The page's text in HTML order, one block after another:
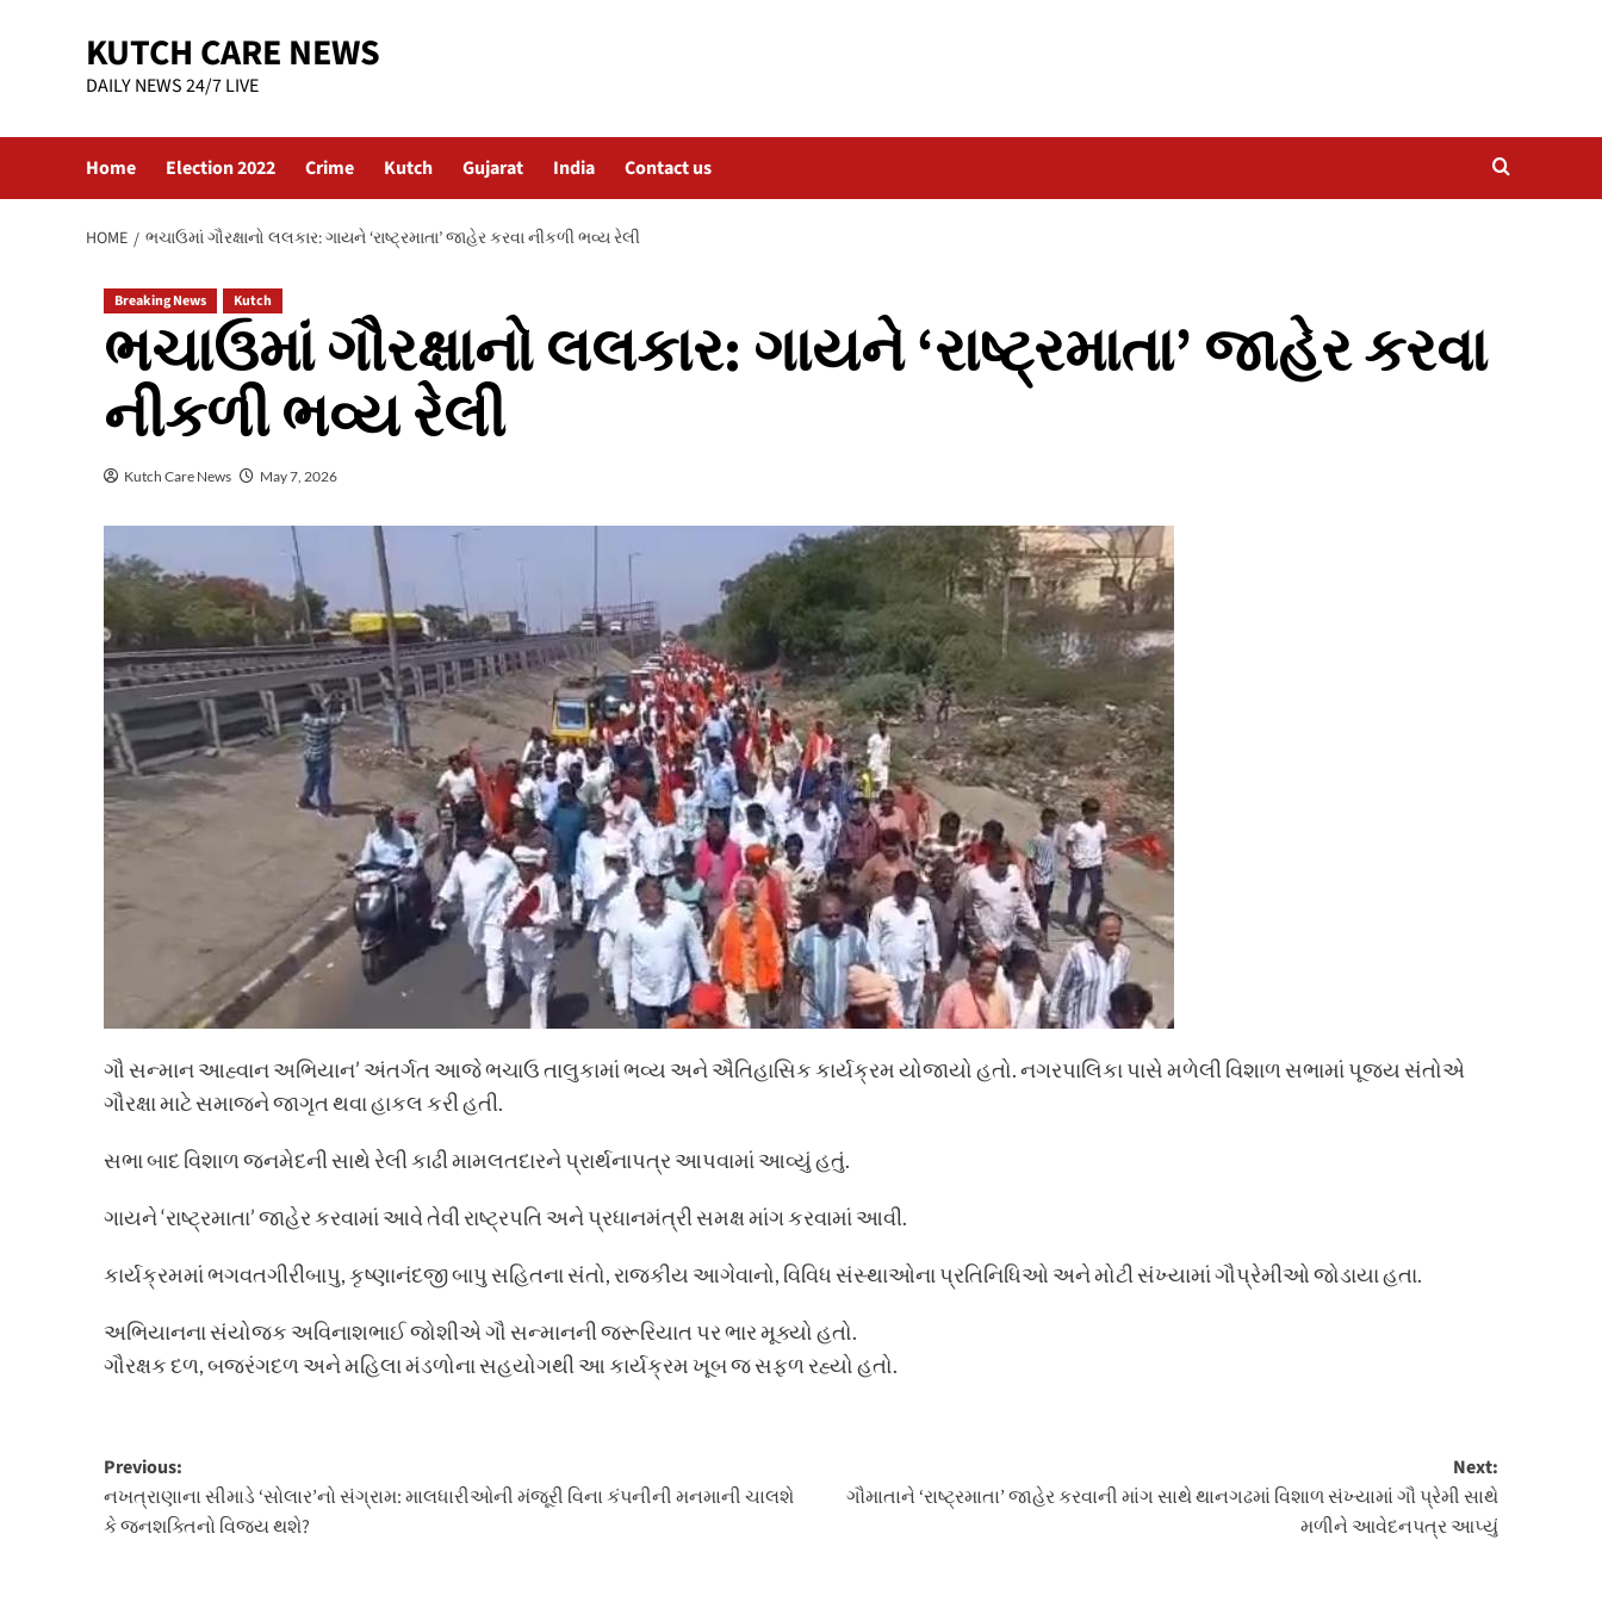
KUTCH CARE NEWS
DAILY NEWS 24/7 LIVE
Home Election 2022 Crime Kutch Gujarat India Contact us
HOME ભચાઉમાં ગૌરક્ષાનો લલકાર: ગાયને ‘રાષ્ટ્રમાતા’ જાહેર કરવા નીકળી ભવ્ય રેલી
Breaking News Kutch
ભચાઉમાં ગૌરક્ષાનો લલકાર: ગાયને ‘રાષ્ટ્રમાતા’ જાહેર કરવા
નીકળી ભવ્ય રેલી
Kutch Care News May 7, 2026
ગૌ સન્માન આહ્વાન અભિયાન’ અંતર્ગત આજે ભચાઉ તાલુકામાં ભવ્ય અને ઐતિહાસિક કાર્યક્રમ યોજાયો હતો. નગરપાલિકા પાસે મળેલી વિશાળ સભામાં પૂજ્ય સંતોએ
ગૌરક્ષા માટે સમાજને જાગૃત થવા હાકલ કરી હતી.
સભા બાદ વિશાળ જનમેદની સાથે રેલી કાઢી મામલતદારને પ્રાર્થનાપત્ર આપવામાં આવ્યું હતું.
ગાયને ‘રાષ્ટ્રમાતા’ જાહેર કરવામાં આવે તેવી રાષ્ટ્રપતિ અને પ્રધાનમંત્રી સમક્ષ માંગ કરવામાં આવી.
કાર્યક્રમમાં ભગવતગીરીબાપુ, કૃષ્ણાનંદજી બાપુ સહિતના સંતો, રાજકીય આગેવાનો, વિવિધ સંસ્થાઓના પ્રતિનિધિઓ અને મોટી સંખ્યામાં ગૌપ્રેમીઓ જોડાયા હતા.
અભિયાનના સંયોજક અવિનાશભાઈ જોશીએ ગૌ સન્માનની જરૂરિયાત પર ભાર મૂક્યો હતો.
ગૌરક્ષક દળ, બજરંગદળ અને મહિલા મંડળોના સહયોગથી આ કાર્યક્રમ ખૂબ જ સફળ રહ્યો હતો.
Post
navigation
Previous:
નખત્રાણાના સીમાડે ‘સોલાર’નો સંગ્રામ: માલધારીઓની મંજૂરી વિના કંપનીની મનમાની ચાલશે
કે જનશક્તિનો વિજય થશે?
Next:
ગૌમાતાને ‘રાષ્ટ્રમાતા’ જાહેર કરવાની માંગ સાથે થાનગઢમાં વિશાળ સંખ્યામાં ગૌ પ્રેમી સાથે
મળીને આવેદનપત્ર આપ્યું